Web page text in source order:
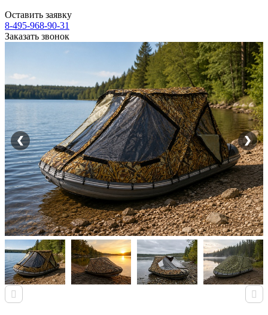
Оставить заявку
8-495-968-90-31
Заказать звонок